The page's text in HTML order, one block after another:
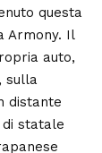
questa
Armony. Il
auto,
sulla
distante
statale